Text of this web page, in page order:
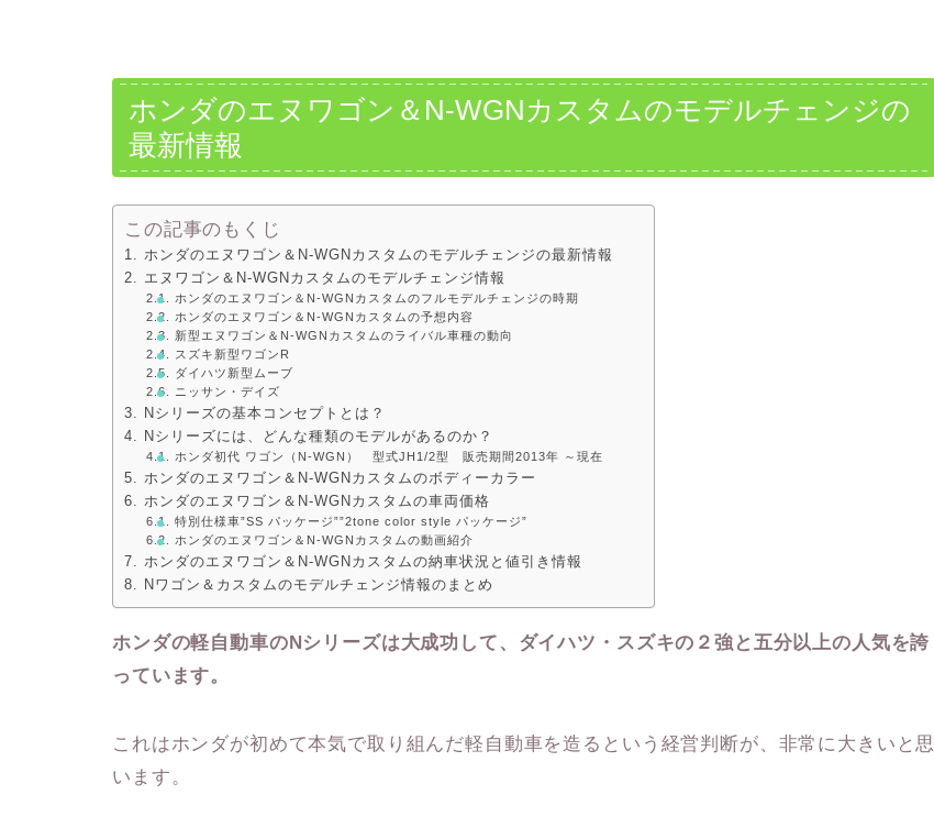
ホンダのエヌワゴン＆N-WGNカスタムのモデルチェンジの
最新情報
この記事のもくじ
ホンダのエヌワゴン＆N-WGNカスタムのモデルチェンジの最新情報
エヌワゴン＆N-WGNカスタムのモデルチェンジ情報
ホンダのエヌワゴン＆N-WGNカスタムのフルモデルチェンジの時期
ホンダのエヌワゴン＆N-WGNカスタムの予想内容
新型エヌワゴン＆N-WGNカスタムのライバル車種の動向
スズキ新型ワゴンR
ダイハツ新型ムーブ
ニッサン・デイズ
Nシリーズの基本コンセプトとは？
Nシリーズには、どんな種類のモデルがあるのか？
ホンダ初代 ワゴン（N-WGN） 型式JH1/2型 販売期間2013年 ～現在
ホンダのエヌワゴン＆N-WGNカスタムのボディーカラー
ホンダのエヌワゴン＆N-WGNカスタムの車両価格
特別仕様車”SS パッケージ””2tone color style パッケージ”
ホンダのエヌワゴン＆N-WGNカスタムの動画紹介
ホンダのエヌワゴン＆N-WGNカスタムの納車状況と値引き情報
Nワゴン＆カスタムのモデルチェンジ情報のまとめ
ホンダの軽自動車のNシリーズは大成功して、ダイハツ・スズキの２強と五分以上の人気を誇
っています。
これはホンダが初めて本気で取り組んだ軽自動車を造るという経営判断が、非常に大きいと思
います。